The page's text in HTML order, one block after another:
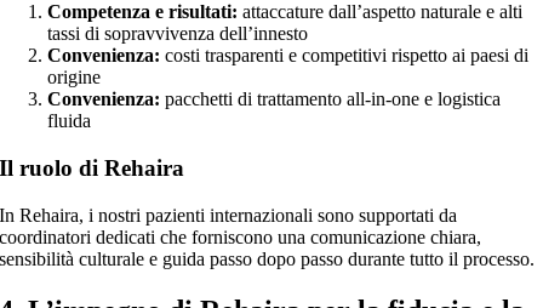
Competenza e risultati: attaccature dall’aspetto naturale e alti
tassi di sopravvivenza dell’innesto
Convenienza: costi trasparenti e competitivi rispetto ai paesi di
origine
Convenienza: pacchetti di trattamento all-in-one e logistica
fluida
Il ruolo di Rehaira
In Rehaira, i nostri pazienti internazionali sono supportati da
coordinatori dedicati che forniscono una comunicazione chiara,
sensibilità culturale e guida passo dopo passo durante tutto il processo.